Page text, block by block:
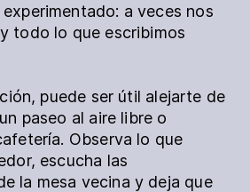
a veces nos
todo lo que escribimos
puede ser útil alejarte de
paseo al aire libre o
Observa lo que
escucha las
la mesa vecina y deja que